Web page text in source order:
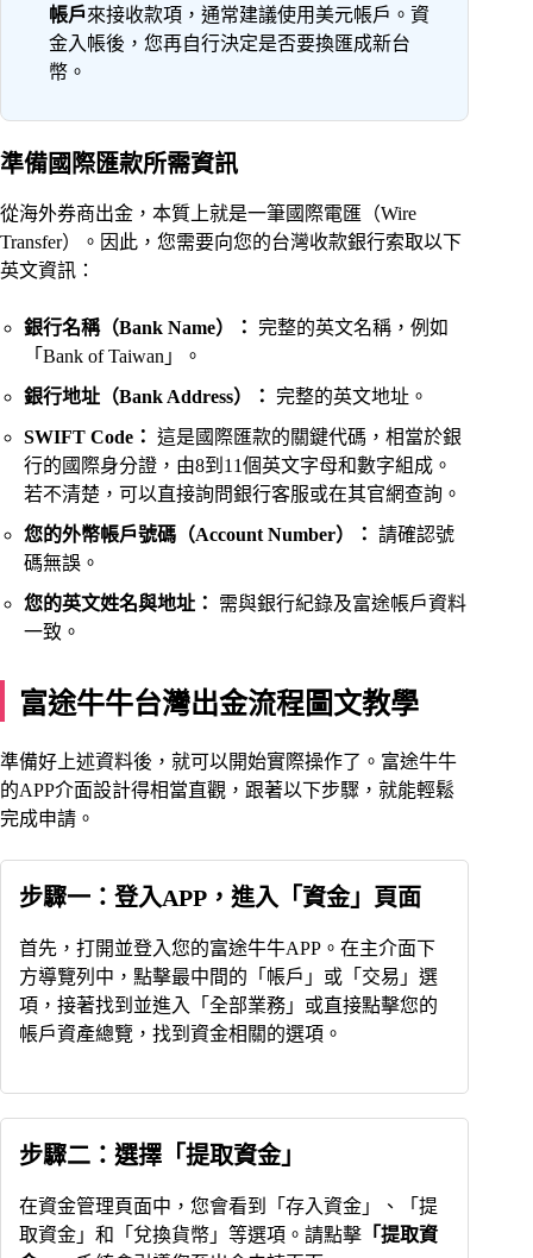
帳戶來接收款項，通常建議使用美元帳戶。資
金入帳後，您再自行決定是否要換匯成新台
幣。
準備國際匯款所需資訊
從海外券商出金，本質上就是一筆國際電匯（Wire
Transfer）。因此，您需要向您的台灣收款銀行索取以下
英文資訊：
銀行名稱（Bank Name）： 完整的英文名稱，例如
「Bank of Taiwan」。
銀行地址（Bank Address）： 完整的英文地址。
SWIFT Code： 這是國際匯款的關鍵代碼，相當於銀
行的國際身分證，由8到11個英文字母和數字組成。
若不清楚，可以直接詢問銀行客服或在其官網查詢。
您的外幣帳戶號碼（Account Number）： 請確認號
碼無誤。
您的英文姓名與地址：
需與銀行紀錄及富途帳戶資料
一致。
富途牛牛台灣出金流程圖文教學
準備好上述資料後，就可以開始實際操作了。富途牛牛
的APP介面設計得相當直觀，跟著以下步驟，就能輕鬆
完成申請。
步驟一：登入APP，進入「資金」頁面
首先，打開並登入您的富途牛牛APP。在主介面下
方導覽列中，點擊最中間的「帳戶」或「交易」選
項，接著找到並進入「全部業務」或直接點擊您的
帳戶資產總覽，找到資金相關的選項。
步驟二：選擇「提取資金」
在資金管理頁面中，您會看到「存入資金」、「提
取資金」和「兌換貨幣」等選項。請點擊 「提取資